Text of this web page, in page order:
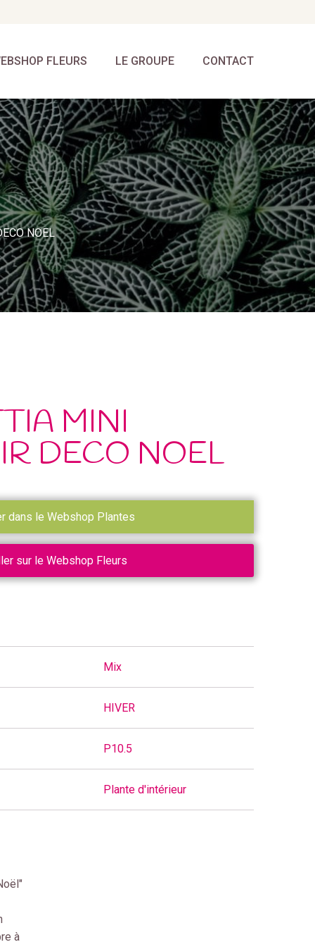
FLEURS LE GROUPE CONTACT
NOEL
MINI
DECO NOEL
dans le Webshop Plantes
sur le Webshop Fleurs
Mix
HIVER
P10.5
Plante d'intérieur
à